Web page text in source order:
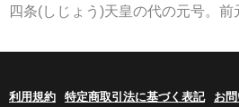
四条(しじょう)天皇の代の元号。前
利用規約 特定商取引法に基づく表記 お